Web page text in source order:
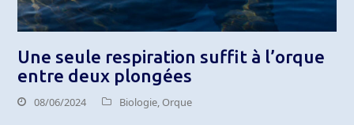
Une seule respiration suffit à l’orque
entre deux plongées
08/06/2024 Biologie,Orque